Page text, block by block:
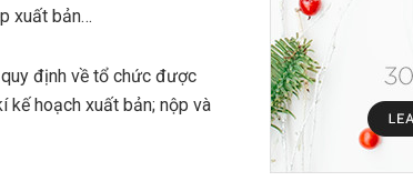
xuất bản…
định về tổ chức được
kế hoạch xuất bản; nộp và